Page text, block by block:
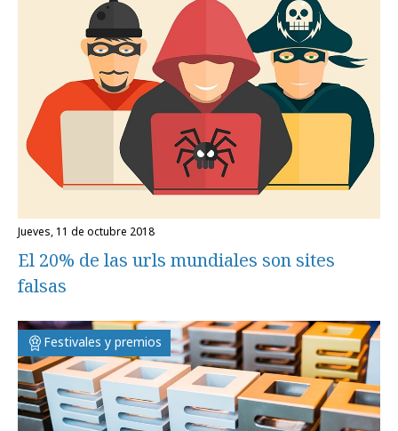
jueves, 11 de octubre 2018
El 20% de las urls mundiales son sites
falsas
Festivales y premios